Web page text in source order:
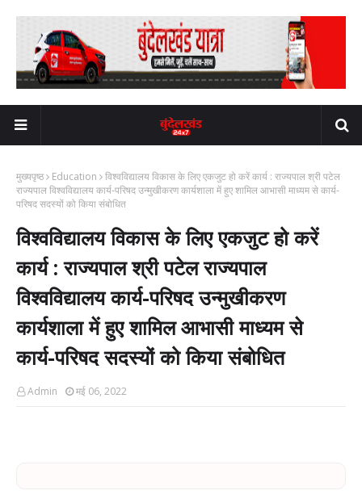
मुख्यपृष्ठ Education
विश्वविद्यालय विकास के लिए एकजुट हो करें कार्य : राज्यपाल श्री पटेल
राज्यपाल विश्वविद्यालय कार्य-परिषद उन्मुखीकरण कार्यशाला में हुए शामिल आभासी माध्यम से कार्य-
परिषद सदस्यों को किया संबोधित
विश्वविद्यालय विकास के लिए एकजुट हो करें
कार्य : राज्यपाल श्री पटेल राज्यपाल
विश्वविद्यालय कार्य-परिषद उन्मुखीकरण
कार्यशाला में हुए शामिल आभासी माध्यम से
कार्य-परिषद सदस्यों को किया संबोधित
Admin मई 06, 2022